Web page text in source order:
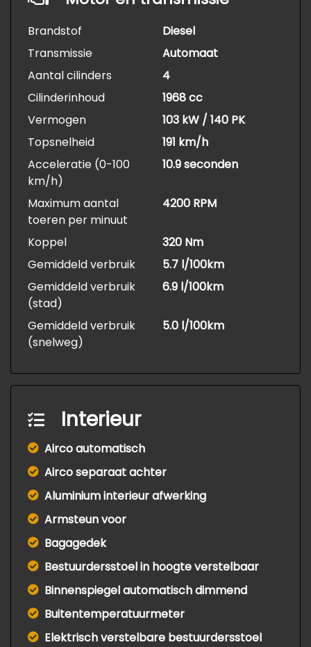
Brandstof
Diesel
Transmissie
Automaat
Aantal cilinders
4
Cilinderinhoud
1968 cc
Vermogen
103 kW / 140 PK
Topsnelheid
191 km/h
Acceleratie (0-100
km/h)
10.9 seconden
Maximum aantal
toeren per minuut
4200 RPM
Koppel
320 Nm
Gemiddeld verbruik
5.7 l/100km
Gemiddeld verbruik
(stad)
6.9 l/100km
Gemiddeld verbruik
(snelweg)
5.0 l/100km
Interieur
Airco automatisch
Airco separaat achter
Aluminium interieur afwerking
Armsteun voor
Bagagedek
Bestuurdersstoel in hoogte verstelbaar
Binnenspiegel automatisch dimmend
Buitentemperatuurmeter
Elektrisch verstelbare bestuurdersstoel